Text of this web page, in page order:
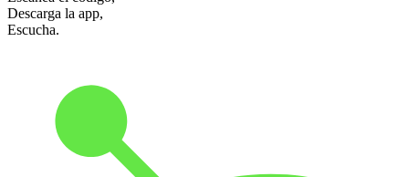
Descarga la app,
Escucha.